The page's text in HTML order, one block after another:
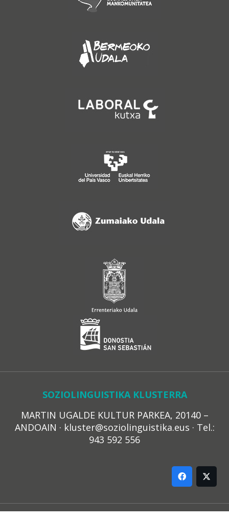
SOZIOLINGUISTIKA KLUSTERRA
MARTIN UGALDE KULTUR PARKEA, 20140 –
ANDOAIN · kluster@soziolinguistika.eus · Tel.:
943 592 556